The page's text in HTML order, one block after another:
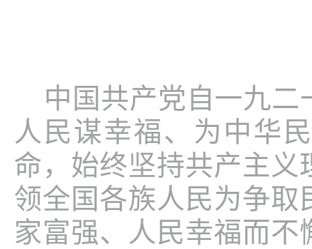
中国共产党自一九
人民谋幸福、为中华
命，始终坚持共产主
领全国各族人民为争
家富强、人民幸福而